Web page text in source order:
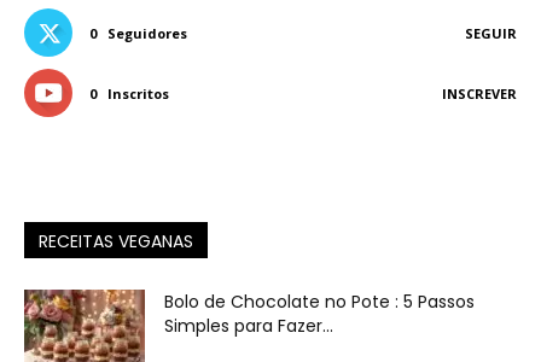
0 Seguidores SEGUIR
0 Inscritos INSCREVER
RECEITAS VEGANAS
Bolo de Chocolate no Pote : 5 Passos
Simples para Fazer...